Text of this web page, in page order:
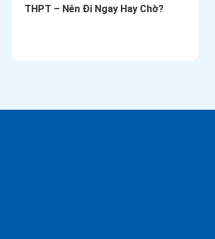
THPT – Nên Đi Ngay Hay Chờ?